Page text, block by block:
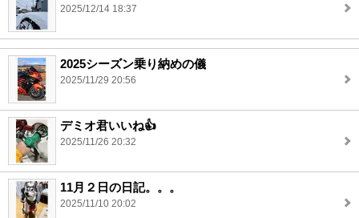
2025/12/14 18:37
2025シーズン乗り納めの儀
2025/11/29 20:56
デミオ君いいね👍
2025/11/26 20:32
11月２日の日記。。。
2025/11/10 20:02